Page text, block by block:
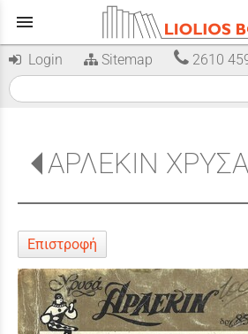
menu
Login Sitemap 2610
ΑΡΛΕΚΙΝ
Επιστροφή